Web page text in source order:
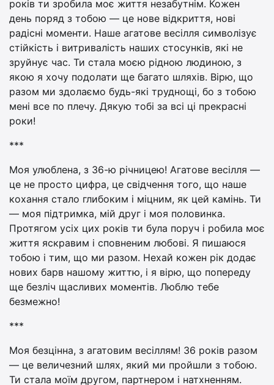
років ти зробила моє життя незабутнім. Кожен
день поряд з тобою — це нове відкриття, нові
радісні моменти. Наше агатове весілля символізує
стійкість і витривалість наших стосунків, які не
зруйнує час. Ти стала моєю рідною людиною, з
якою я хочу подолати ще багато шляхів. Вірю, що
разом ми здолаємо будь-які труднощі, бо з тобою
мені все по плечу. Дякую тобі за всі ці прекрасні
роки!
***
Моя улюблена, з 36-ю річницею! Агатове весілля —
це не просто цифра, це свідчення того, що наше
кохання стало глибоким і міцним, як цей камінь. Ти
— моя підтримка, мій друг і моя половинка.
Протягом усіх цих років ти була поруч і робила моє
життя яскравим і сповненим любові. Я пишаюся
тобою і тим, що ми разом. Нехай кожен рік додає
нових барв нашому життю, і я вірю, що попереду
ще безліч щасливих моментів. Люблю тебе
безмежно!
***
Моя безцінна, з агатовим весіллям! 36 років разом
— це величезний шлях, який ми пройшли з тобою.
Ти стала моїм другом, партнером і натхненням.